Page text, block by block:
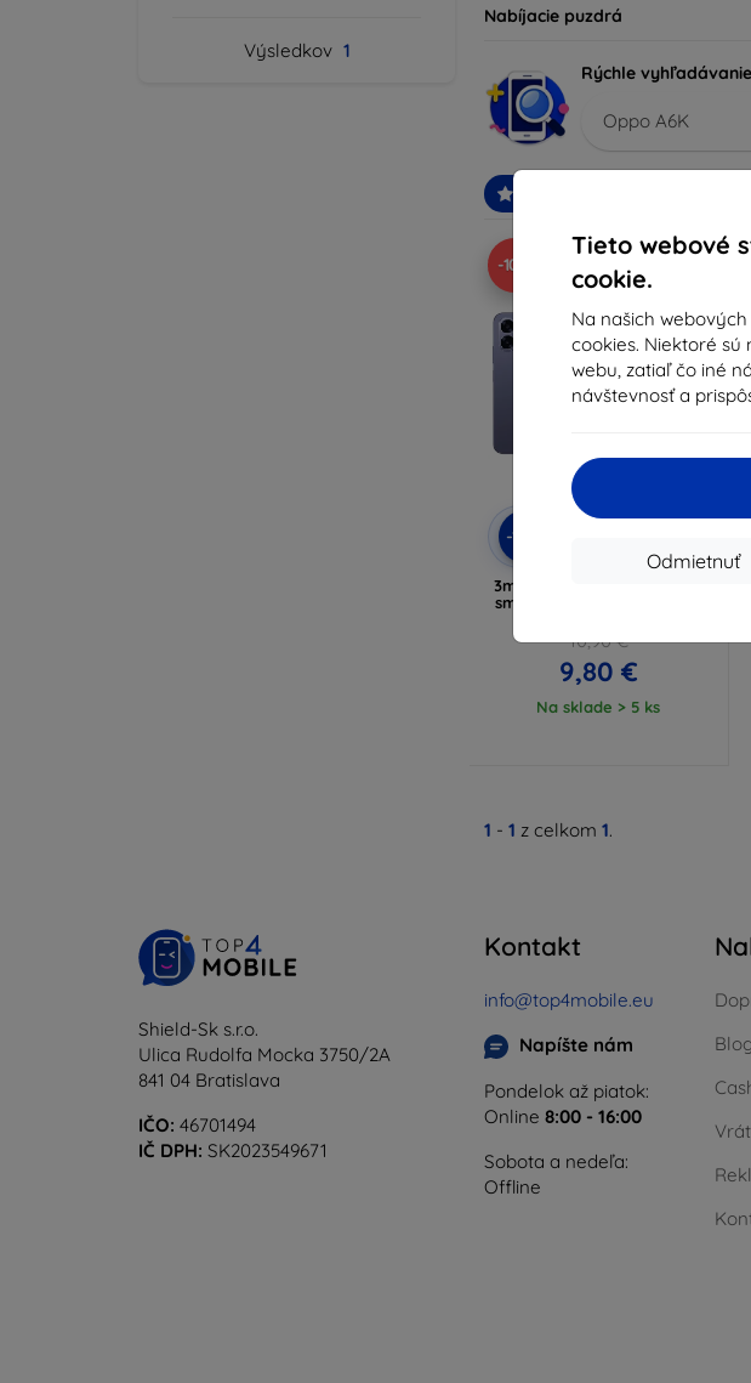
Tieto webové
cookie.
Na našich
cookies. Niektoré
webu, zatiaľ čo iné
návštevnosť a
Odmietnuť
Výsledkov 1
Nabíjacie puzdrá
Rýchle vyhľadávanie
Oppo A6K
-10%
-10%
3mk Armor Case puzdro na
smartfón pre Oppo A6 4G/
10,90 €
9,80 €
Na sklade > 5 ks
1 - 1 z celkom 1.
Shield-Sk s.r.o.
Ulica Rudolfa Mocka 3750/2A
841 04 Bratislava
IČO: 46701494
IČ DPH: SK2023549671
Kontakt
info@top4mobile.eu
Napíšte nám
Pondelok až piatok:
Online 8:00 - 16:00
Sobota a nedeľa:
Offline
Blog